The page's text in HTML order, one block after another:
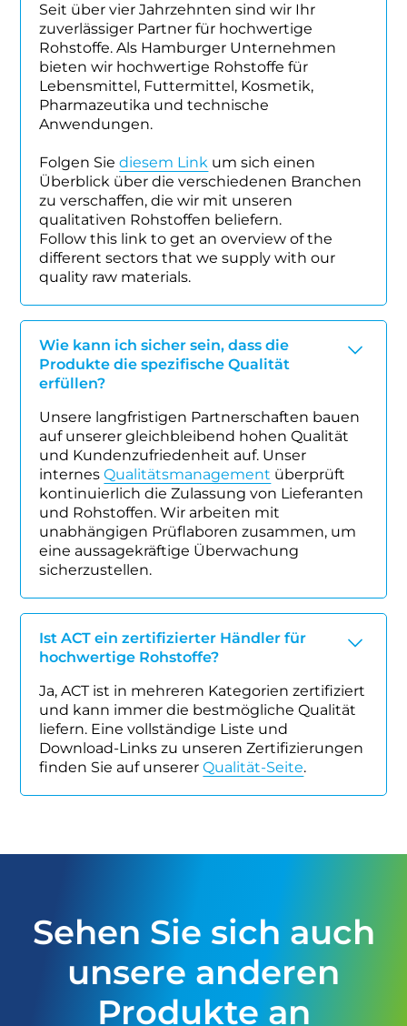
Seit über vier Jahrzehnten sind wir Ihr
zuverlässiger Partner für hochwertige
Rohstoffe. Als Hamburger Unternehmen
bieten wir hochwertige Rohstoffe für
Lebensmittel, Futtermittel, Kosmetik,
Pharmazeutika und technische
Anwendungen.
Folgen Siediesem Link um sich einen
Überblick über die verschiedenen Branchen
zu verschaffen, die wir mit unseren
qualitativen Rohstoffen beliefern.
Follow this link to get an overview of the
different sectors that we supply with our
quality raw materials.
Wie kann ich sicher sein, dass die
Produkte die spezifische Qualität
erfüllen?
Unsere langfristigen Partnerschaften bauen
auf unserer gleichbleibend hohen Qualität
und Kundenzufriedenheit auf. Unser
internesQualitätsmanagement überprüft
kontinuierlich die Zulassung von Lieferanten
und Rohstoffen. Wir arbeiten mit
unabhängigen Prüflaboren zusammen, um
eine aussagekräftige Überwachung
sicherzustellen.
Ist ACT ein zertifizierter Händler für
hochwertige Rohstoffe?
Ja, ACT ist in mehreren Kategorien zertifiziert
und kann immer die bestmögliche Qualität
liefern. Eine vollständige Liste und
Download-Links zu unseren Zertifizierungen
finden Sie auf unsererQualität-Seite.
Sehen Sie sich auch
unsere anderen
Produkte an